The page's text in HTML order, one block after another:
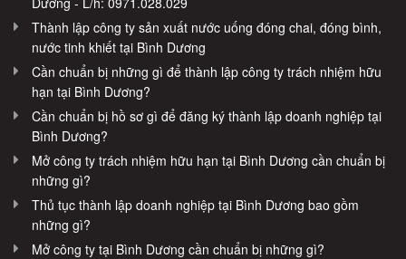
Thành lập công ty sản xuất nước uống đóng chai, đóng bình,
nước tinh khiết tại Bình Dương
Cần chuẩn bị những gì để thành lập công ty trách nhiệm hữu
hạn tại Bình Dương?
Cần chuẩn bị hồ sơ gì để đăng ký thành lập doanh nghiệp tại
Bình Dương?
Mở công ty trách nhiệm hữu hạn tại Bình Dương cần chuẩn bị
những gì?
Thủ tục thành lập doanh nghiệp tại Bình Dương bao gồm
những gì?
Mở công ty tại Bình Dương cần chuẩn bị những gì?